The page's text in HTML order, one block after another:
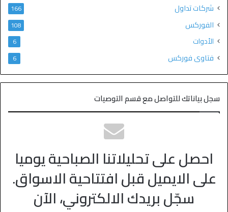
شركات تداول 166
الفوركس 108
الأدوات 6
فتاوى فوركس 6
سجل بياناتك للتواصل مع قسم التوصيات
احصل على تحليلاتنا الصباحية يوميا
على الايميل قبل افتتاحية الاسواق.
سجّل بريدك الالكتروني، الآن